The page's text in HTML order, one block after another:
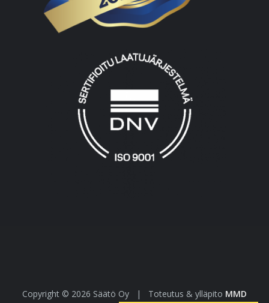
Copyright © 2026 Säätö Oy | Toteutus & ylläpito MMD